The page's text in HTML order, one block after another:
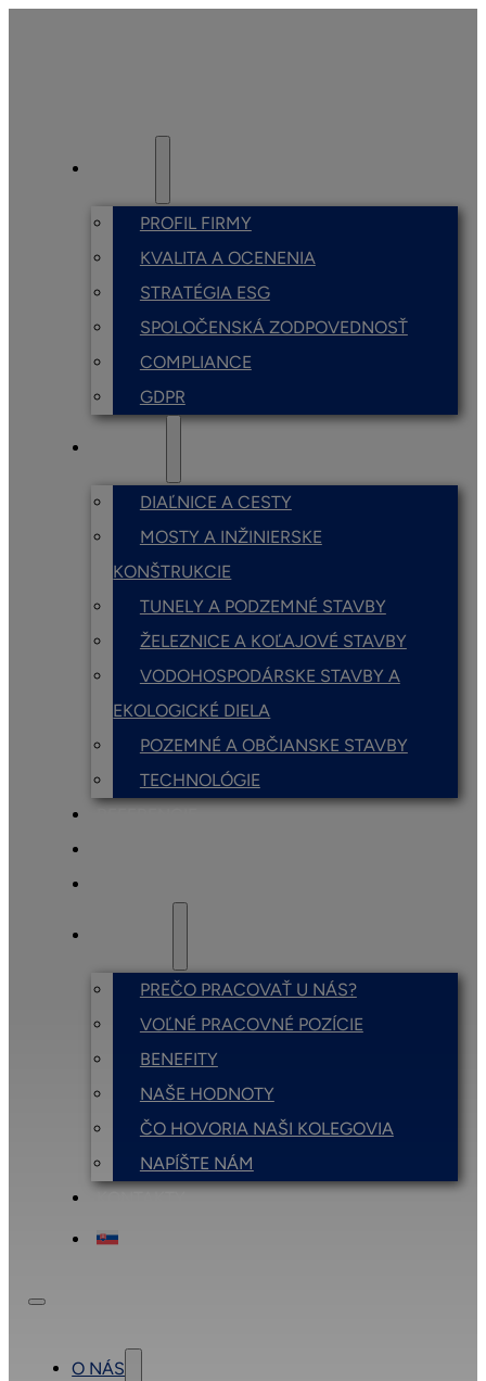
PROFIL FIRMY
KVALITA A OCENENIA
STRATÉGIA ESG
SPOLOČENSKÁ ZODPOVEDNOSŤ
COMPLIANCE
GDPR
DIAĽNICE A CESTY
MOSTY A INŽINIERSKE
KONŠTRUKCIE
TUNELY A PODZEMNÉ STAVBY
ŽELEZNICE A KOĽAJOVÉ STAVBY
VODOHOSPODÁRSKE STAVBY A
EKOLOGICKÉ DIELA
POZEMNÉ A OBČIANSKE STAVBY
TECHNOLÓGIE
PREČO PRACOVAŤ U NÁS?
VOĽNÉ PRACOVNÉ POZÍCIE
BENEFITY
NAŠE HODNOTY
ČO HOVORIA NAŠI KOLEGOVIA
NAPÍŠTE NÁM
O NÁS